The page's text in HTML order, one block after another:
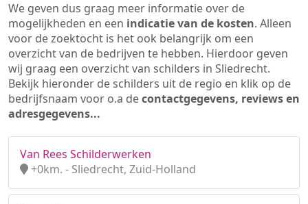
We geven dus graag meer informatie over de
mogelijkheden en een indicatie van de kosten. Alleen
voor de zoektocht is het ook belangrijk om een
overzicht van de bedrijven te hebben. Hierdoor geven
wij graag een overzicht van schilders in Sliedrecht.
Bekijk hieronder de schilders uit de regio en klik op de
bedrijfsnaam voor o.a decontactgegevens, reviews en
adresgegevens...
Van Rees Schilderwerken
+0km. - Sliedrecht, Zuid-Holland